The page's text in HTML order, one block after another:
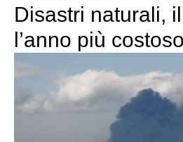
Disastri naturali,
l’anno più